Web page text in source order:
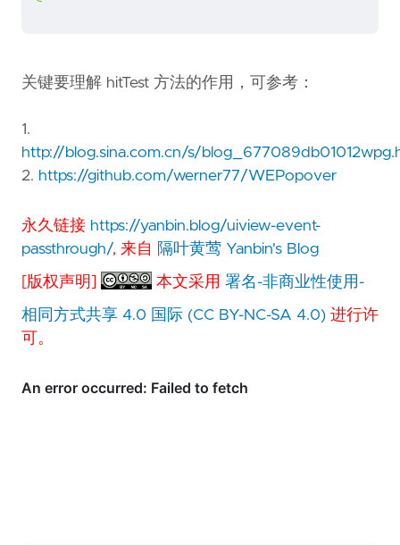
关键要理解 hitTest 方法的作用，可参考：
1.
http://blog.sina.com.cn/s/
2. https://github.com/werner77/WEPopover
永久链接 https://yanbin.blog/uiview-event-
passthrough/, 来自 隔叶黄莺 Yanbin's Blog
[版权声明] 本文采用署名-非商业性使用-
相同方式共享 4.0 国际 (CC BY-NC-SA 4.0) 进行许
可。